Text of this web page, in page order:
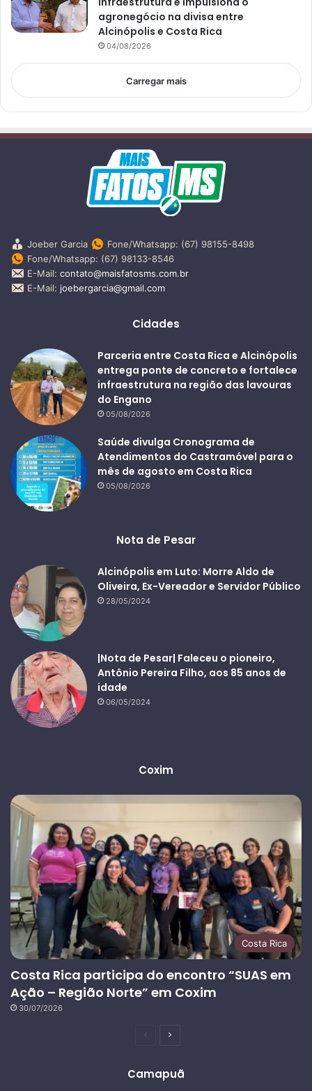
agronegócio na divisa entre
Alcinópolis e Costa Rica
04/08/2026
Carregar mais
Joeber Garcia
Fone/Whatsapp: (67) 98155-8498
Fone/Whatsapp: (67) 98133-8546
E-Mail: contato@maisfatosms.com.br
E-Mail: joebergarcia@gmail.com
Cidades
Parceria entre Costa Rica e Alcinópolis
entrega ponte de concreto e fortalece
infraestrutura na região das lavouras
do Engano
05/08/2026
Saúde divulga Cronograma de
Atendimentos do Castramóvel para o
mês de agosto em Costa Rica
05/08/2026
Nota de Pesar
Alcinópolis em Luto: Morre Aldo de
Oliveira, Ex-Vereador e Servidor Público
28/05/2024
|Nota de Pesar| Faleceu o pioneiro,
Antônio Pereira Filho, aos 85 anos de
idade
06/05/2024
Coxim
Costa Rica
Costa Rica participa do encontro “SUAS em
Ação – Região Norte” em Coxim
30/07/2026
PáginaPróxima
Camapuã